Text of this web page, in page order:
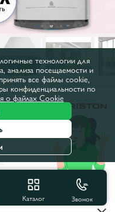
Каталог Звонок
технологии для
анализа посещаемости и
все файлы cookie,
конфиденциальности по
о файлах Cookie